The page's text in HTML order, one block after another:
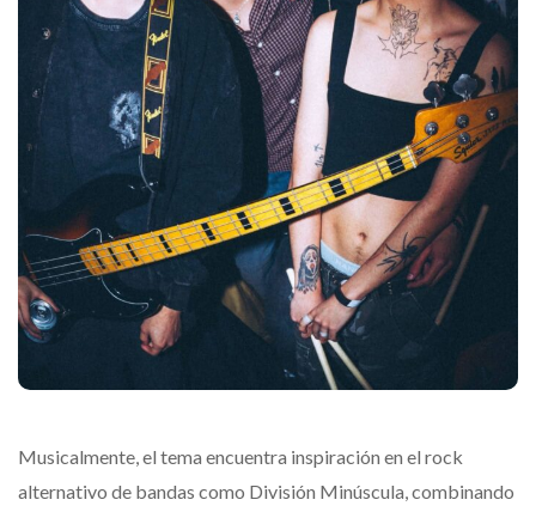
Musicalmente, el tema encuentra inspiración en el rock
alternativo de bandas como División Minúscula, combinando